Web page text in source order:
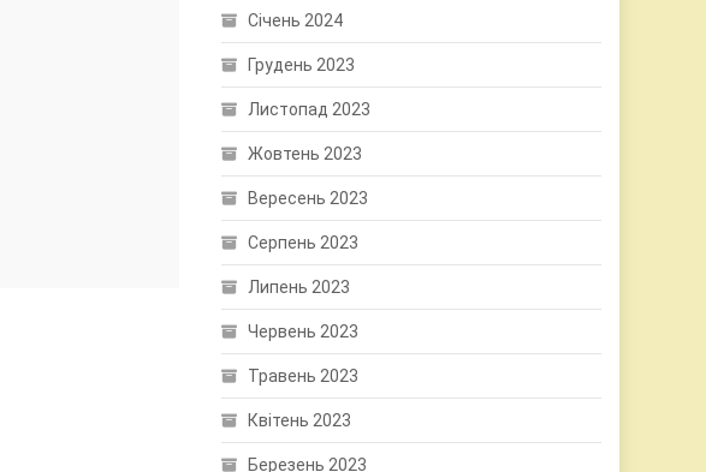
Січень 2024
Грудень 2023
Листопад 2023
Жовтень 2023
Вересень 2023
Серпень 2023
Липень 2023
Червень 2023
Травень 2023
Квітень 2023
Березень 2023